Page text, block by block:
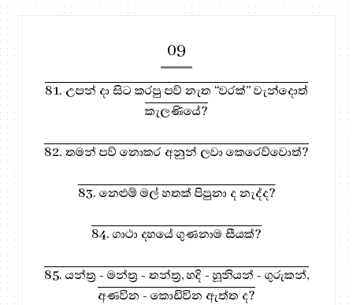
09
81. උපන් දා සිට කරපු පව් නැත “වරක්” වැන්දොත්
කැලණියේ?
82. තමන් පව් නොකර අනුන් ලවා කෙරෙව්වොත්?
83. නෙළුම් මල් හතක් පිපුනා ද නැද්ද?
84. ගාථා දහයේ ගුණනාම සීයක්?
85. යන්ත්‍ර - මන්ත්‍ර - තන්ත්‍ර, හදි - හූනියන් - ගුරුකන්,
අණවින - කොඩිවින ඇත්ත ද?